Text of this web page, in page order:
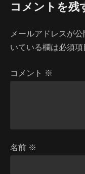
ー
シ
ョ
コメントを残
メールアドレスが公
いている欄は必須項
コメント ※
名前 ※